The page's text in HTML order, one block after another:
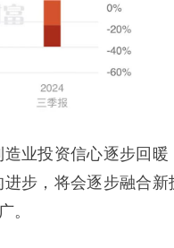
业投资信心逐步回
步，将会逐步融合
。